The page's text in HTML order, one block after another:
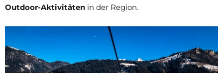
Outdoor-Aktivitäten in der Region.